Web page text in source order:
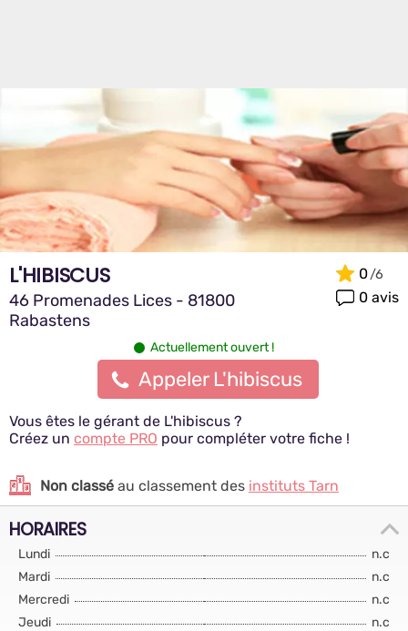
L'HIBISCUS
46 Promenades Lices - 81800
Rabastens
0
0 avis
Actuellement ouvert !
Appeler L'hibiscus
Vous êtes le gérant de L'hibiscus ?
Créez un compte PRO pour compléter votre fiche !
Non classé au classement des instituts Tarn
HORAIRES
Lundi
n.c
Mardi
n.c
Mercredi
n.c
Jeudi
n.c